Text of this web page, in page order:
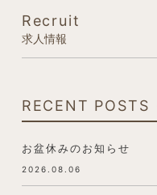
Recruit
求人情報
RECENT POSTS
お盆休みのお知らせ
2026.08.06